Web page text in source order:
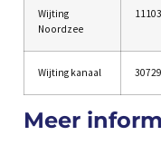
Wijting
Noordzee
Wijting kanaal
Meer